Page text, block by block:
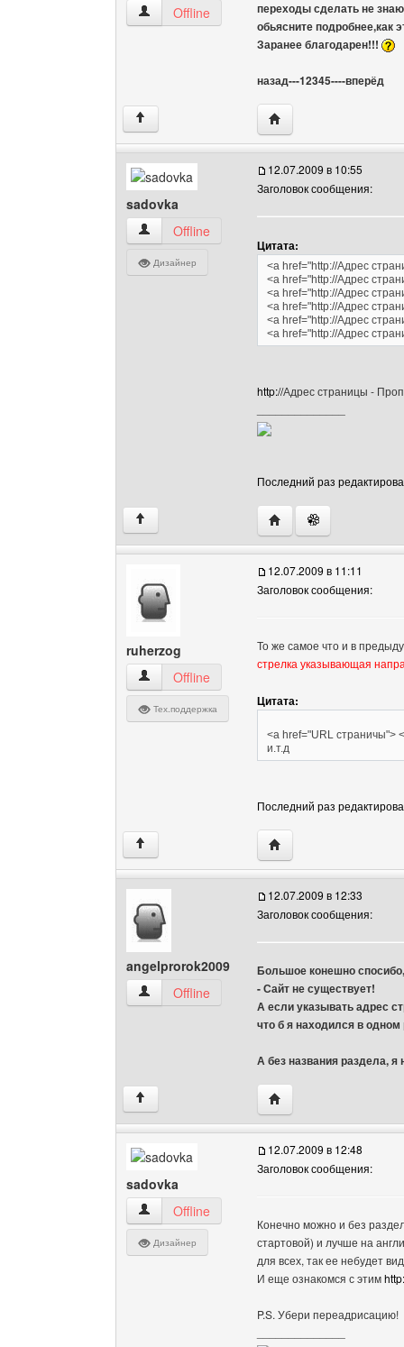
angelprorok2009 Посмотреть профиль
Offline
переходы сделать не
обьясните подробнее,как
Заранее благодарен!!!
назад---12345----вперёд
↑ Посетить сайт
sadovka
sadovka Посмотреть профиль
Offline
Дизайнер
12.07.2009 в 10:55
Заголовок сообщения:
Цитата:
<a href="http://Адрес
<a href="http://Адрес
<a href="http://Адрес
<a href="http://Адрес
<a href="http://Адрес
<a href="http://Адрес
http://Адрес страницы -
Последний раз
↑ Посетить сайт
ruherzog
ruherzog Посмотреть профиль
Offline
Тех.поддержка
12.07.2009 в 11:11
Заголовок сообщения:
То же самое что и в
стрелка указывающая
Цитата:
<a href="URL страничы">
и.т.д
Последний раз
↑ Посетить сайт
angelprorok2009
angelprorok2009 Посмотреть профиль
Offline
12.07.2009 в 12:33
Заголовок сообщения:
Большое конешно
- Сайт не существует!
А если указывать адрес
что б я находился в
А без названия раздела, я
↑ Посетить сайт
sadovka
sadovka Посмотреть профиль
Offline
Дизайнер
12.07.2009 в 12:48
Заголовок сообщения:
Конечно можно и без
стартовой) и лучше на
для всех, так ее небудет
И еще ознакомся с этим
P.S. Убери переадрисацию!